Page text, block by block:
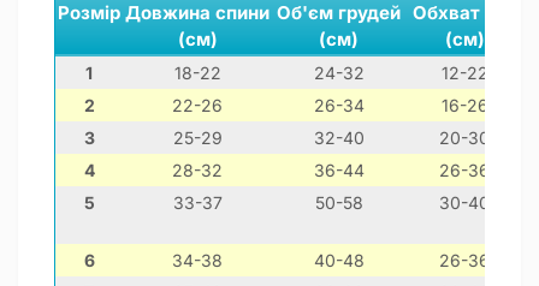
Розмір Довжина спини
(см)
Об'єм грудей
(см)
Обхват шиї
(см)
1 18-22 24-32
12-22
2
22-26 26-34
16-26
3
25-29 32-40
20-30
4
28-32 36-44
26-36
5
33-37 50-58 30-40
6 34-38 40-48
26-36